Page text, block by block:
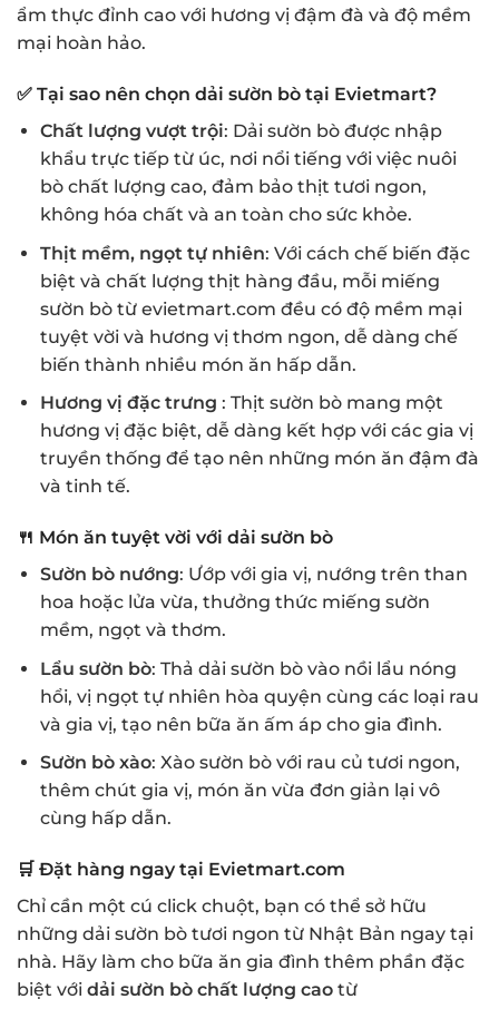
ẩm thực đỉnh cao với hương vị đậm đà và độ mềm
mại hoàn hảo.
✅ Tại sao nên chọn dải sườn bò tại Evietmart?
Chất lượng vượt trội: Dải sườn bò được nhập
khẩu trực tiếp từ úc, nơi nổi tiếng với việc nuôi
bò chất lượng cao, đảm bảo thịt tươi ngon,
không hóa chất và an toàn cho sức khỏe.
Thịt mềm, ngọt tự nhiên: Với cách chế biến đặc
biệt và chất lượng thịt hàng đầu, mỗi miếng
sườn bò từ evietmart.com đều có độ mềm mại
tuyệt vời và hương vị thơm ngon, dễ dàng chế
biến thành nhiều món ăn hấp dẫn.
Hương vị đặc trưng : Thịt sườn bò mang một
hương vị đặc biệt, dễ dàng kết hợp với các gia vị
truyền thống để tạo nên những món ăn đậm đà
và tinh tế.
🍴 Món ăn tuyệt vời với dải sườn bò
Sườn bò nướng: Ướp với gia vị, nướng trên than
hoa hoặc lửa vừa, thưởng thức miếng sườn
mềm, ngọt và thơm.
Lẩu sườn bò: Thả dải sườn bò vào nồi lẩu nóng
hổi, vị ngọt tự nhiên hòa quyện cùng các loại rau
và gia vị, tạo nên bữa ăn ấm áp cho gia đình.
Sườn bò xào: Xào sườn bò với rau củ tươi ngon,
thêm chút gia vị, món ăn vừa đơn giản lại vô
cùng hấp dẫn.
🛒 Đặt hàng ngay tại Evietmart.com
Chỉ cần một cú click chuột, bạn có thể sở hữu
những dải sườn bò tươi ngon từ Nhật Bản ngay tại
nhà. Hãy làm cho bữa ăn gia đình thêm phần đặc
biệt với dải sườn bò chất lượng cao từ